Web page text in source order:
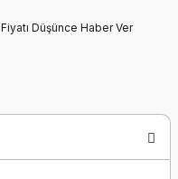
Fiyatı Düşünce Haber Ver